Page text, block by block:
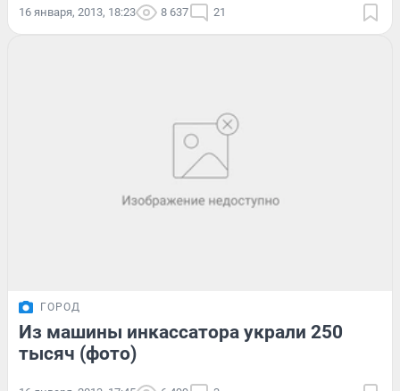
16 января, 2013, 18:23 8 637 21
ГОРОД
Из машины инкассатора украли 250
тысяч (фото)